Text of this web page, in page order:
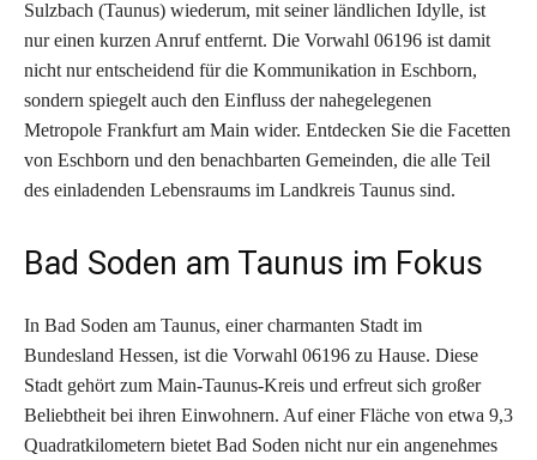
Sulzbach (Taunus) wiederum, mit seiner ländlichen Idylle, ist
nur einen kurzen Anruf entfernt. Die Vorwahl 06196 ist damit
nicht nur entscheidend für die Kommunikation in Eschborn,
sondern spiegelt auch den Einfluss der nahegelegenen
Metropole Frankfurt am Main wider. Entdecken Sie die Facetten
von Eschborn und den benachbarten Gemeinden, die alle Teil
des einladenden Lebensraums im Landkreis Taunus sind.
Bad Soden am Taunus im Fokus
In Bad Soden am Taunus, einer charmanten Stadt im
Bundesland Hessen, ist die Vorwahl 06196 zu Hause. Diese
Stadt gehört zum Main-Taunus-Kreis und erfreut sich großer
Beliebtheit bei ihren Einwohnern. Auf einer Fläche von etwa 9,3
Quadratkilometern bietet Bad Soden nicht nur ein angenehmes